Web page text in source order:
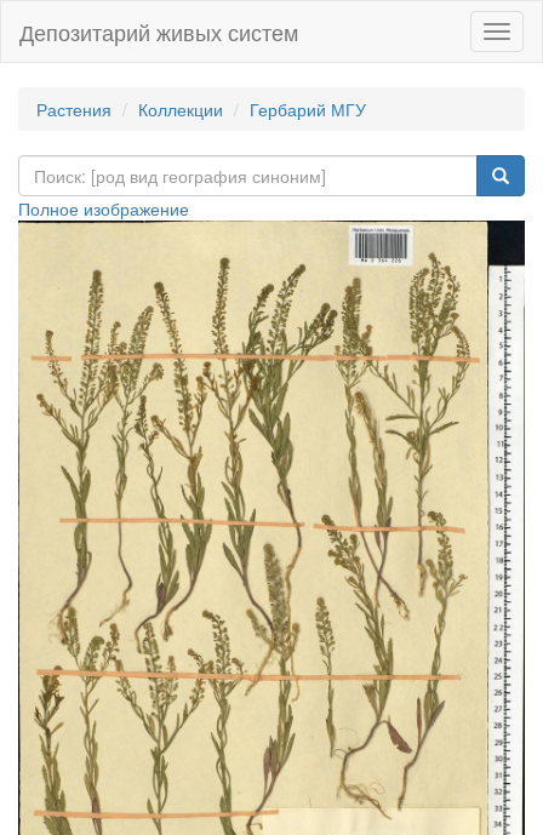
Депозитарий живых систем
Растения Коллекции Гербарий МГУ
Полное изображение